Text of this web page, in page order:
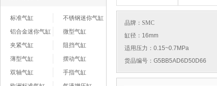
标准气缸
不锈钢迷你气缸
铝合金迷你气缸
微型气缸
夹紧气缸
阻挡气缸
薄型气缸
摆动气缸
双轴气缸
手指气缸
品牌： SMC
缸径：16mm
适用压力：0.15~0.7MPa
货品编号：G5BB5AD6D50D66